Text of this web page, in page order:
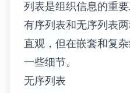
列表是组织信息的重
有序列表和无序列表
直观，但在嵌套和复
一些细节。
无序列表